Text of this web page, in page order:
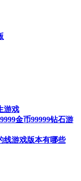
游戏
金币99999钻石游
线游戏版本有哪些